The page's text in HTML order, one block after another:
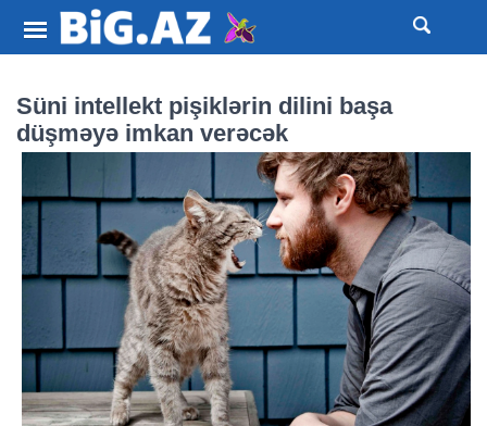
Süni intellekt pişiklərin dilini başa
düşməyə imkan verəcək